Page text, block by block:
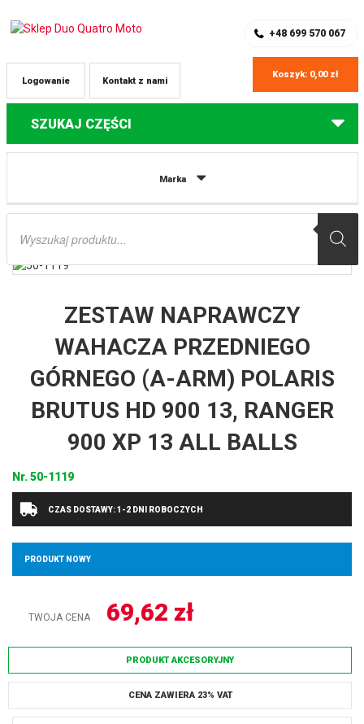
+48 699 570 067
Kontakt z nami
Logowanie
Koszyk: 0,00 zł
SZUKAJ CZĘŚCI
Marka
Wyszukiwarka
Części do quadów Polaris
RANGER 900 XP 13 ALL BALLS
ZESTAW NAPRAWCZY
WAHACZA PRZEDNIEGO
GÓRNEGO (A-ARM) POLARIS
BRUTUS HD 900 13, RANGER
900 XP 13 ALL BALLS
Nr.50-1119
CZAS DOSTAWY: 1-2 DNI ROBOCZYCH
PRODUKT NOWY
TWOJA CENA 69,62 zł
PRODUKT AKCESORYJNY
CENA ZAWIERA 23% VAT